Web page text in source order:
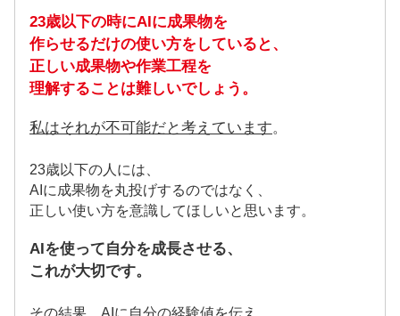
23歳以下の時にAIに成果物を
作らせるだけの使い方をしていると、
正しい成果物や作業工程を
理解することは難しいでしょう。
私はそれが不可能だと考えています。
23歳以下の人には、
AIに成果物を丸投げするのではなく、
正しい使い方を意識してほしいと思います。
AIを使って自分を成長させる、
これが大切です。
その結果、AIに自分の経験値を伝え、